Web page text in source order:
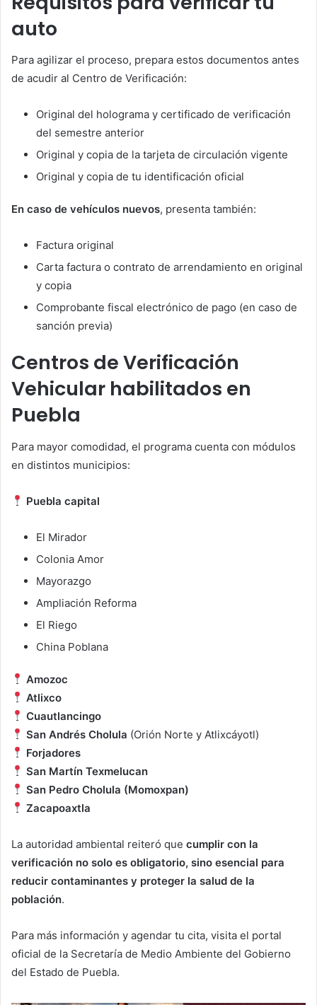
auto
Para agilizar el proceso, prepara estos documentos antes
de acudir al Centro de Verificación:
Original del holograma y certificado de verificación
del semestre anterior
Original y copia de la tarjeta de circulación vigente
Original y copia de tu identificación oficial
En caso de vehículos nuevos, presenta también:
Factura original
Carta factura o contrato de arrendamiento en original
y copia
Comprobante fiscal electrónico de pago (en caso de
sanción previa)
Centros de Verificación
Vehicular habilitados en
Puebla
Para mayor comodidad, el programa cuenta con módulos
en distintos municipios:
Puebla capital
El Mirador
Colonia Amor
Mayorazgo
Ampliación Reforma
El Riego
China Poblana
Amozoc
Atlixco
Cuautlancingo
San Andrés Cholula (Orión Norte y Atlixcáyotl)
Forjadores
San Martín Texmelucan
San Pedro Cholula (Momoxpan)
Zacapoaxtla
La autoridad ambiental reiteró que cumplir con la
verificación no solo es obligatorio, sino esencial para
reducir contaminantes y proteger la salud de la
población.
Para más información y agendar tu cita, visita el portal
oficial de la Secretaría de Medio Ambiente del Gobierno
del Estado de Puebla.